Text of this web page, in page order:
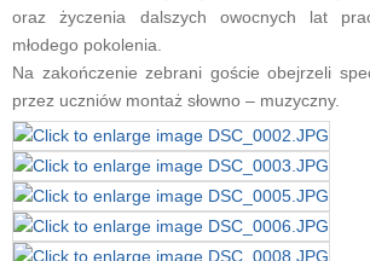
oraz życzenia dalszych owocnych lat
młodego pokolenia.
Na zakończenie zebrani goście obejrzeli
przez uczniów montaż słowno – muzyczny.